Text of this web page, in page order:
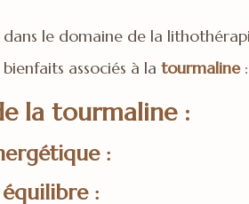
le domaine de la
associés à la tourmaline:
la tourmaline :
:
: